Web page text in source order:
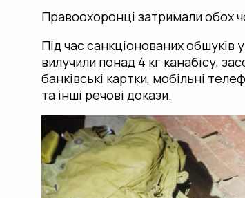
Правоохоронці затримали обох
Під час санкціонованих обшуків
вилучили понад 4 кг канабісу,
банківські картки, мобільні
та інші речові докази.